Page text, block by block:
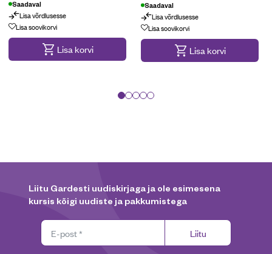
Saadaval
Kampaania
Lisa võrdlusesse
Lisa soovikorvi
Lisa korvi
Saadaval
Lisa võrdlusesse
Lisa soovikorvi
Lisa korvi
Liitu Gardesti uudiskirjaga ja ole esimesena
kursis kõigi uudiste ja pakkumistega
Liitu